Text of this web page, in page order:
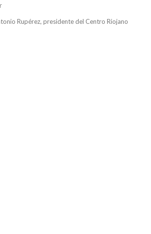
Rupérez, presidente del Centro Riojano